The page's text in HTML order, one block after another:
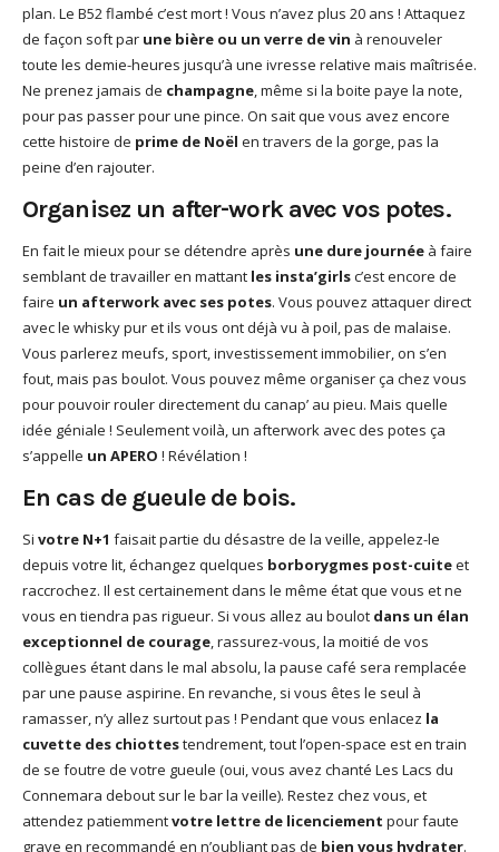
plan. Le B52 flambé c’est mort ! Vous n’avez plus 20 ans ! Attaquez
de façon soft par une bière ou un verre de vin à renouveler
toute les demie-heures jusqu’à une ivresse relative mais maîtrisée.
Ne prenez jamais de champagne, même si la boite paye la note,
pour pas passer pour une pince. On sait que vous avez encore
cette histoire de prime de Noël en travers de la gorge, pas la
peine d’en rajouter.
Organisez un after-work avec vos potes.
En fait le mieux pour se détendre après une dure journée à faire
semblant de travailler en mattant les insta’girlsc’est encore de
faire un afterwork avec ses potes. Vous pouvez attaquer direct
avec le whisky pur et ils vous ont déjà vu à poil, pas de malaise.
Vous parlerez meufs, sport, investissement immobilier, on s’en
fout, mais pas boulot. Vous pouvez même organiser ça chez vous
pour pouvoir rouler directement du canap’ au pieu. Mais quelle
idée géniale ! Seulement voilà, un afterwork avec des potes ça
s’appelle un APERO ! Révélation !
En cas de gueule de bois.
Si votre N+1 faisait partie du désastre de la veille, appelez-le
depuis votre lit, échangez quelques borborygmes post-cuiteet
raccrochez. Il est certainement dans le même état que vous et ne
vous en tiendra pas rigueur. Si vous allez au boulot dans un élan
exceptionnel de courage, rassurez-vous, la moitié de vos
collègues étant dans le mal absolu, la pause café sera remplacée
par une pause aspirine. En revanche, si vous êtes le seul à
ramasser, n’y allez surtout pas ! Pendant que vous enlacez la
cuvette des chiottestendrement, tout l’open-space est en train
de se foutre de votre gueule (oui, vous avez chanté Les Lacs du
Connemara debout sur le bar la veille). Restez chez vous, et
attendez patiemmentvotre lettre de licenciement pour faute
grave en recommandé en n’oubliant pas de bien vous hydrater.